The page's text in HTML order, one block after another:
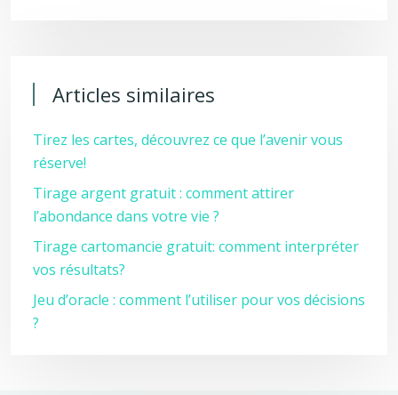
Articles similaires
Tirez les cartes, découvrez ce que l’avenir vous
réserve!
Tirage argent gratuit : comment attirer
l’abondance dans votre vie ?
Tirage cartomancie gratuit: comment interpréter
vos résultats?
Jeu d’oracle : comment l’utiliser pour vos décisions
?